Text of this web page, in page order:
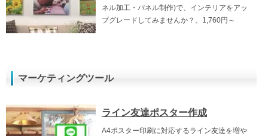
ネル加工・パネル制作)で、インテリアをアッ
プグレードしてみませんか？。1,760円～
マーケティングツール
ライン友達ポスター作成
A4ポスター印刷に対応するライン友達を増や